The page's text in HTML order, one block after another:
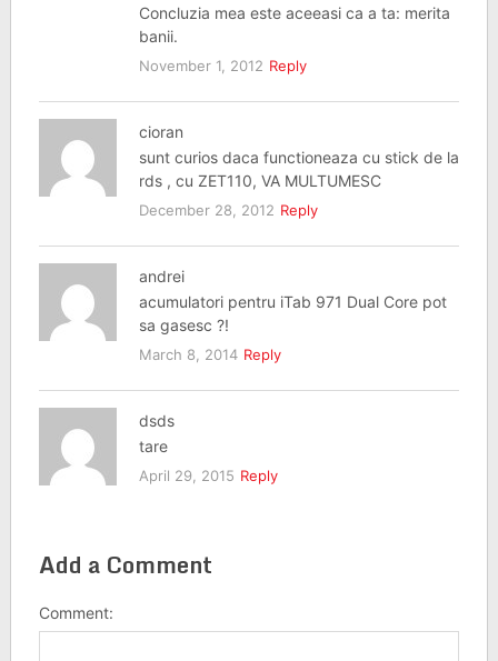
Concluzia mea este aceeasi ca a ta: merita
banii.
November 1, 2012 Reply
cioran
sunt curios daca functioneaza cu stick de la
rds , cu ZET110, VA MULTUMESC
December 28, 2012 Reply
andrei
acumulatori pentru iTab 971 Dual Core pot
sa gasesc ?!
March 8, 2014 Reply
dsds
tare
April 29, 2015 Reply
Add a Comment
Comment: